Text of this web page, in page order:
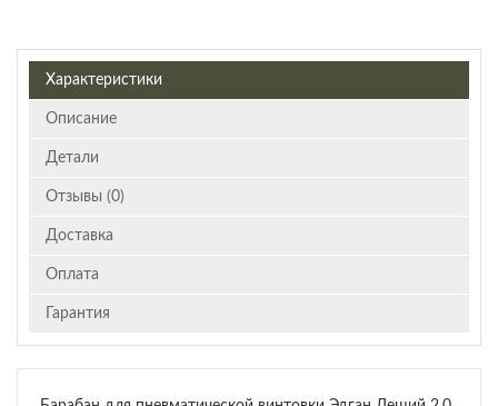
Характеристики
Описание
Детали
Отзывы (0)
Доставка
Оплата
Гарантия